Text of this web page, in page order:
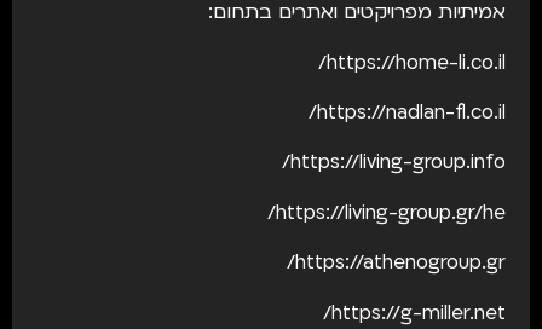
אמיתיות מפרויקטים ואתרים בתחום:
https://home-li.co.il/
https://nadlan-fl.co.il/
https://living-group.info/
https://living-group.gr/he/
https://athenogroup.gr/
https://g-miller.net/